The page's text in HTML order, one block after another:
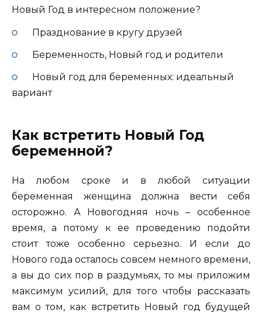
Новый Год в интересном положение?
Празднование в кругу друзей
Беременность, Новый год и родители
Новый год для беременных: идеальный
вариант
Как встретить Новый Год
беременной?
На любом сроке и в любой ситуации
беременная женщина должна вести себя
осторожно. А Новогодняя ночь – особенное
время, а потому к ее проведению подойти
стоит тоже особенно серьезно. И если до
Нового года осталось совсем немного времени,
а вы до сих пор в раздумьях, то мы приложим
максимум усилий, для того чтобы рассказать
вам о том, как встретить Новый год будущей